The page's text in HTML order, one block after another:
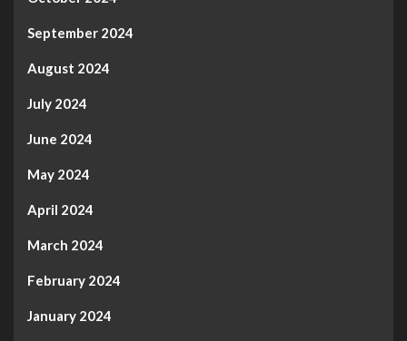
September 2024
August 2024
July 2024
June 2024
May 2024
April 2024
March 2024
February 2024
January 2024